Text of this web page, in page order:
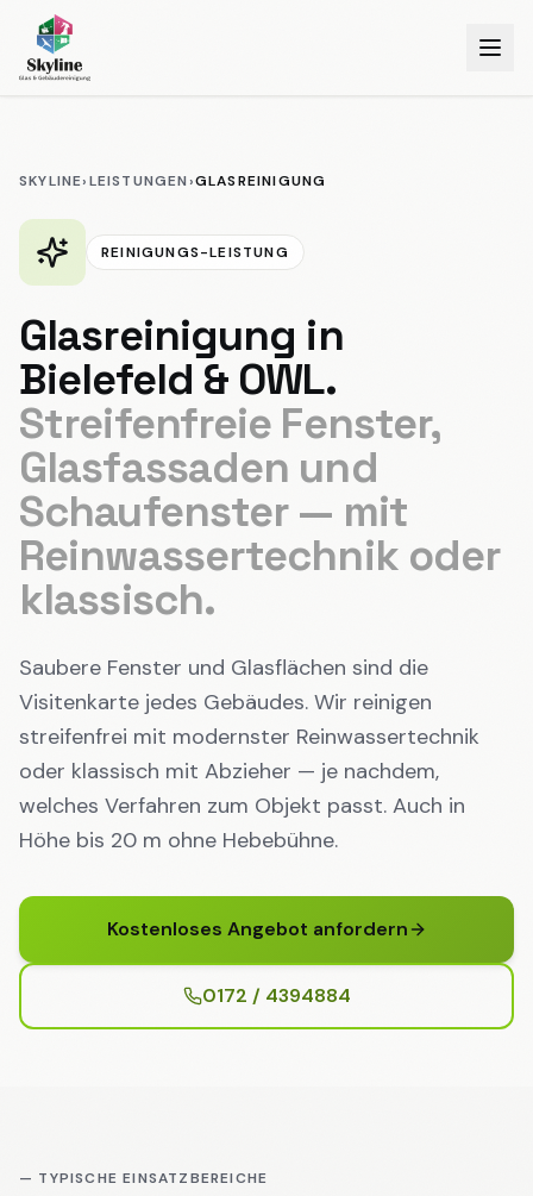
SKYLINE›LEISTUNGEN›GLASREINIGUNG
REINIGUNGS-LEISTUNG
Glasreinigung in
Bielefeld & OWL.
Streifenfreie Fenster,
Glasfassaden und
Schaufenster — mit
Reinwassertechnik oder
klassisch.
Saubere Fenster und Glasflächen sind die
Visitenkarte jedes Gebäudes. Wir reinigen
streifenfrei mit modernster Reinwassertechnik
oder klassisch mit Abzieher — je nachdem,
welches Verfahren zum Objekt passt. Auch in
Höhe bis 20 m ohne Hebebühne.
Kostenloses Angebot anfordern
0172 / 4394884
— TYPISCHE EINSATZBEREICHE